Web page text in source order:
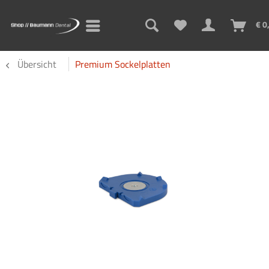
€
Übersicht Premium Sockelplatten